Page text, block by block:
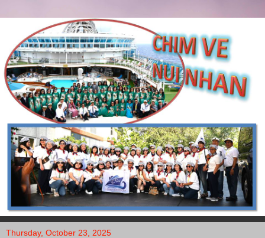
Thursday, October 23, 2025